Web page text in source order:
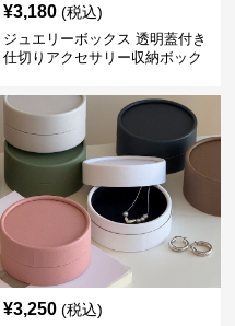
¥3,180 (税込)
ジュエリーボックス 透明蓋付き
仕切りアクセサリー収納ボック
¥3,250 (税込)